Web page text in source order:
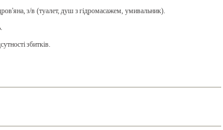
з/в (туалет, душ з гідромасажем, умивальник).
збитків.